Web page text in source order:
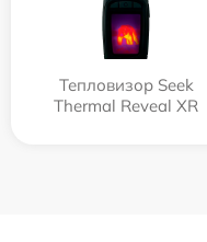
Тепловизор Seek
Thermal Reveal XR